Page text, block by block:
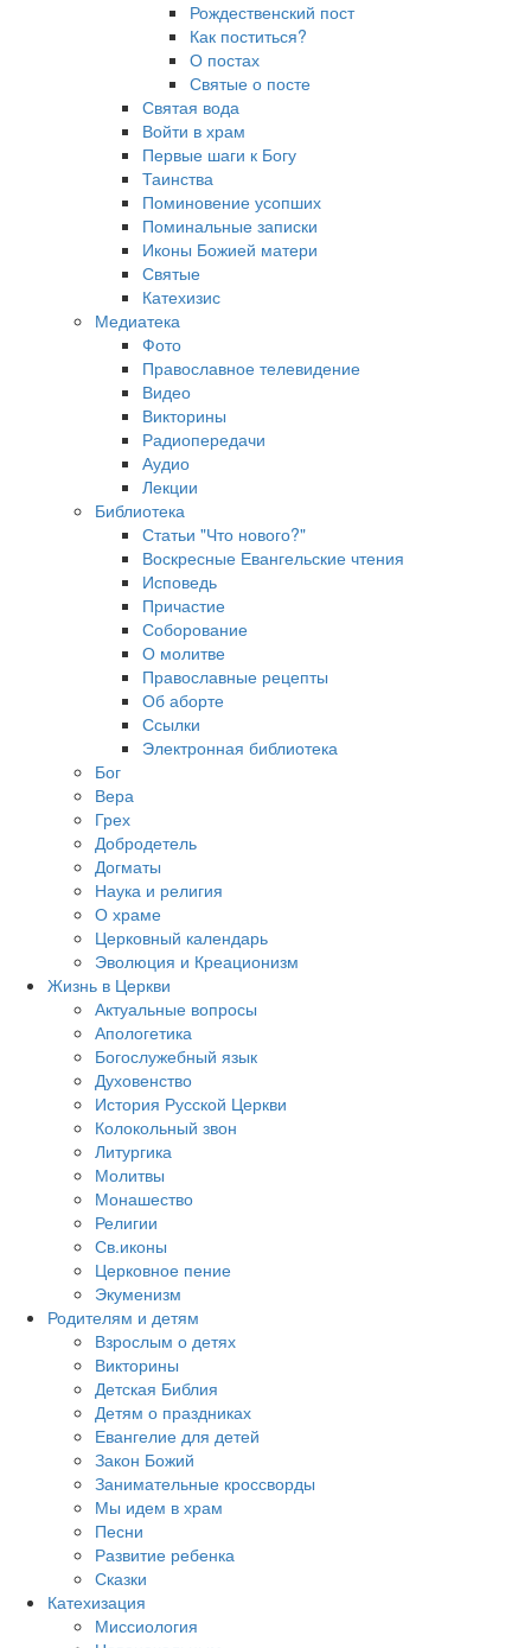
Рождественский пост
Как поститься?
О постах
Святые о посте
Святая вода
Войти в храм
Первые шаги к Богу
Таинства
Поминовение усопших
Поминальные записки
Иконы Божией матери
Святые
Катехизис
Медиатека
Фото
Православное телевидение
Видео
Викторины
Радиопередачи
Аудио
Лекции
Библиотека
Статьи "Что нового?"
Воскресные Евангельские чтения
Исповедь
Причастие
Соборование
О молитве
Православные рецепты
Об аборте
Ссылки
Электронная библиотека
Бог
Вера
Грех
Добродетель
Догматы
Наука и религия
О храме
Церковный календарь
Эволюция и Креационизм
Жизнь в Церкви
Актуальные вопросы
Апологетика
Богослужебный язык
Духовенство
История Русской Церкви
Колокольный звон
Литургика
Молитвы
Монашество
Религии
Св.иконы
Церковное пение
Экуменизм
Родителям и детям
Взрослым о детях
Викторины
Детская Библия
Детям о праздниках
Евангелие для детей
Закон Божий
Занимательные кроссворды
Мы идем в храм
Песни
Развитие ребенка
Сказки
Катехизация
Миссиология